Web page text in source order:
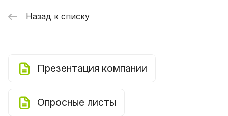
Назад к списку
Презентация компании
Опросные листы